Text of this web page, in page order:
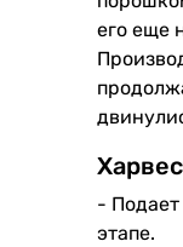
его еще
-
этапе.